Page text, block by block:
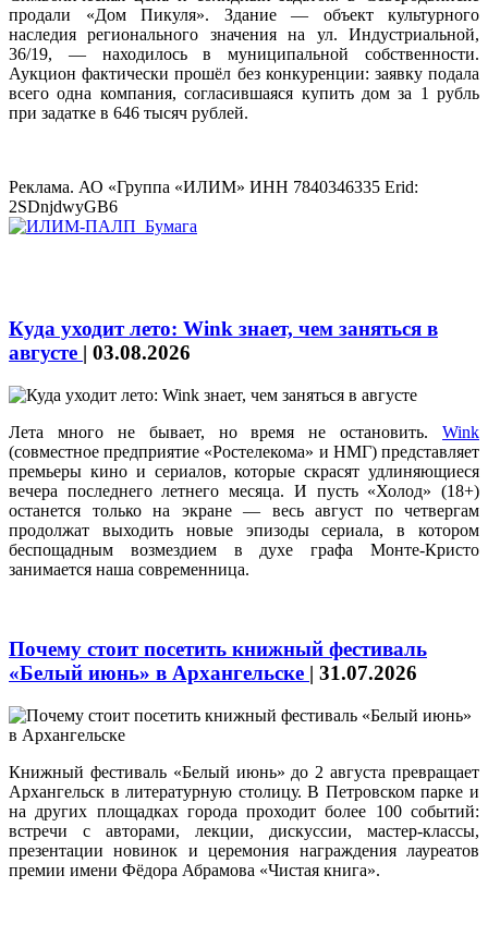
продали «Дом Пикуля». Здание — объект культурного
наследия регионального значения на ул. Индустриальной,
36/19, — находилось в муниципальной собственности.
Аукцион фактически прошёл без конкуренции: заявку подала
всего одна компания, согласившаяся купить дом за 1 рубль
при задатке в 646 тысяч рублей.
Реклама. АО «Группа «ИЛИМ» ИНН 7840346335 Erid:
2SDnjdwyGB6
Куда уходит лето: Wink знает, чем заняться в
августе | 03.08.2026
Лета много не бывает, но время не остановить. Wink
(совместное предприятие «Ростелекома» и НМГ) представляет
премьеры кино и сериалов, которые скрасят удлиняющиеся
вечера последнего летнего месяца. И пусть «Холод» (18+)
останется только на экране — весь август по четвергам
продолжат выходить новые эпизоды сериала, в котором
беспощадным возмездием в духе графа Монте-Кристо
занимается наша современница.
Почему стоит посетить книжный фестиваль
«Белый июнь» в Архангельске | 31.07.2026
Книжный фестиваль «Белый июнь» до 2 августа превращает
Архангельск в литературную столицу. В Петровском парке и
на других площадках города проходит более 100 событий:
встречи с авторами, лекции, дискуссии, мастер‑классы,
презентации новинок и церемония награждения лауреатов
премии имени Фёдора Абрамова «Чистая книга».